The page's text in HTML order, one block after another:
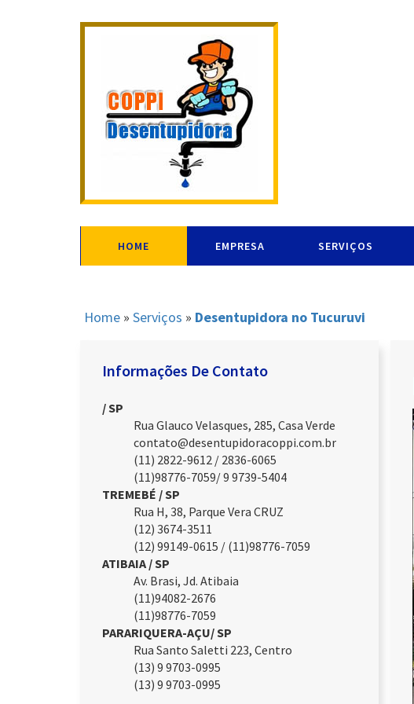
HOME EMPRESA SERVIÇOS
Home » Serviços » Desentupidora no Tucuruvi
Informações De Contato
/ SP
Rua Glauco Velasques, 285, Casa Verde
contato@desentupidoracoppi.com.br
(11) 2822-9612 / 2836-6065
(11)98776-7059/ 9 9739-5404
TREMEBÉ / SP
Rua H, 38, Parque Vera CRUZ
(12) 3674-3511
(12) 99149-0615 / (11)98776-7059
ATIBAIA / SP
Av. Brasi, Jd. Atibaia
(11)94082-2676
(11)98776-7059
PARARIQUERA-AÇU/ SP
Rua Santo Saletti 223, Centro
(13) 9 9703-0995
(13) 9 9703-0995